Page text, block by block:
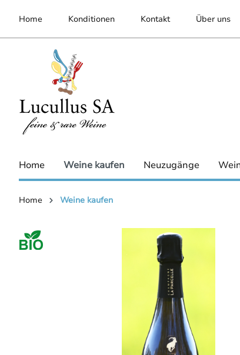
springen
Home Konditionen Kontakt Über uns
Home Weine kaufen Neuzugänge
Home Weine kaufen